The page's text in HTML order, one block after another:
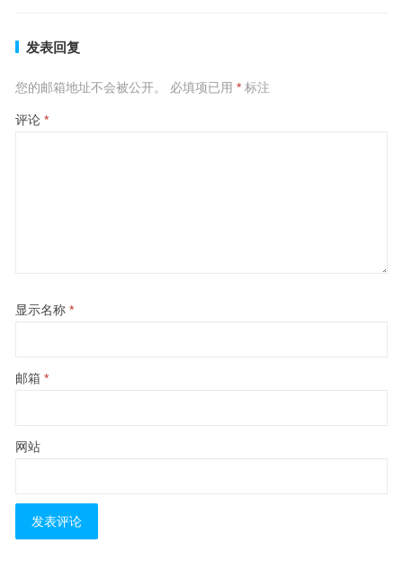
发表回复
您的邮箱地址不会被公开。 必填项已用 *标注
评论 *
显示名称 *
邮箱 *
网站